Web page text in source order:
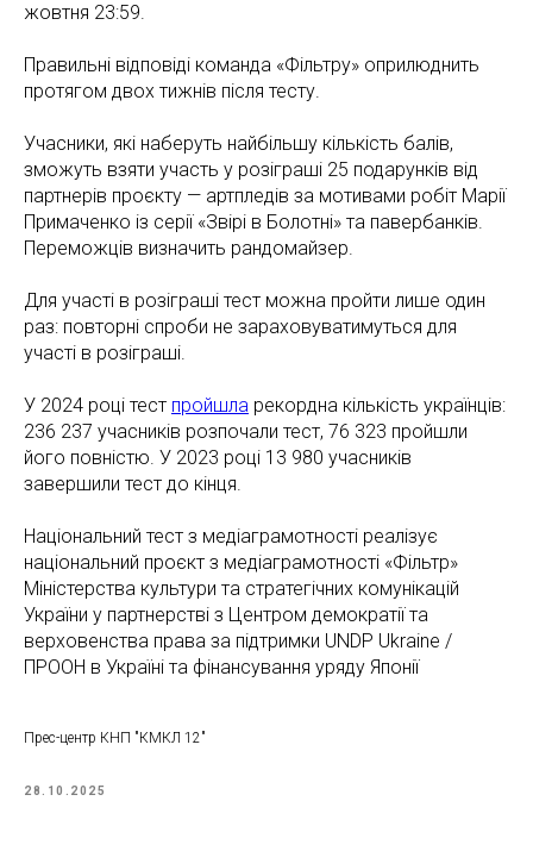
жовтня 23:59.
Правильні відповіді команда «Фільтру» оприлюднить
протягом двох тижнів після тесту.
Учасники, які наберуть найбільшу кількість балів,
зможуть взяти участь у розіграші 25 подарунків від
партнерів проєкту — артпледів за мотивами робіт Марії
Примаченко із серії «Звірі в Болотні» та павербанків.
Переможців визначить рандомайзер.
Для участі в розіграші тест можна пройти лише один
раз: повторні спроби не зараховуватимуться для
участі в розіграші.
У 2024 році тест пройшла рекордна кількість українців:
236 237 учасників розпочали тест, 76 323 пройшли
його повністю. У 2023 році 13 980 учасників
завершили тест до кінця.
Національний тест з медіаграмотності реалізує
національний проєкт з медіаграмотності «Фільтр»
Міністерства культури та стратегічних комунікацій
України у партнерстві з Центром демократії та
верховенства права за підтримки UNDP Ukraine /
ПРООН в Україні та фінансування уряду Японії
Прес-центр КНП "КМКЛ 12"
28.10.2025